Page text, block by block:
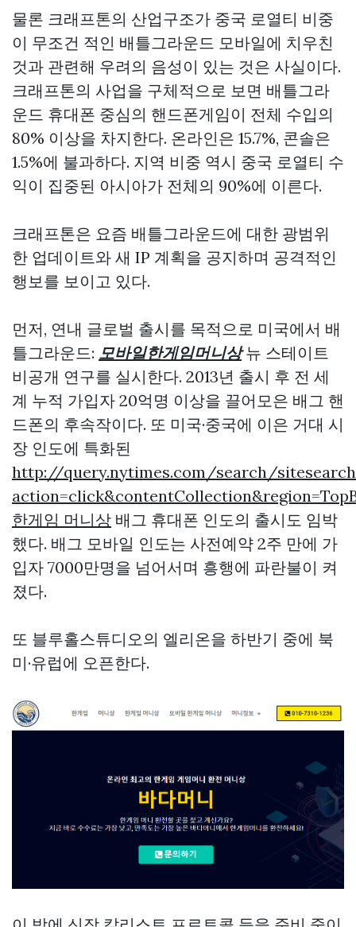
물론 크래프톤의 산업구조가 중국 로열티 비중
이 무조건 적인 배틀그라운드 모바일에 치우친
것과 관련해 우려의 음성이 있는 것은 사실이다.
크래프톤의 사업을 구체적으로 보면 배틀그라
운드 휴대폰 중심의 핸드폰게임이 전체 수입의
80% 이상을 차지한다. 온라인은 15.7%, 콘솔은
1.5%에 불과하다. 지역 비중 역시 중국 로열티 수
익이 집중된 아시아가 전체의 90%에 이른다.
크래프톤은 요즘 배틀그라운드에 대한 광범위
한 업데이트와 새 IP 계획을 공지하며 공격적인
행보를 보이고 있다.
먼저, 연내 글로벌 출시를 목적으로 미국에서 배
틀그라운드: 모바일한게임머니상뉴 스테이트
비공개 연구를 실시한다. 2013년 출시 후 전 세
계 누적 가입자 20억명 이상을 끌어모은 배그 핸
드폰의 후속작이다. 또 미국·중국에 이은 거대 시
장 인도에 특화된
http://query.nytimes.com/search/
한게임 머니상 배그 휴대폰 인도의 출시도 임박
했다. 배그 모바일 인도는 사전예약 2주 만에 가
입자 7000만명을 넘어서며 흥행에 파란불이 켜
졌다.
또 블루홀스튜디오의 엘리온을 하반기 중에 북
미·유럽에 오픈한다.